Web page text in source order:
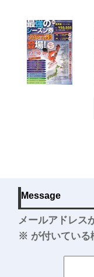
Message
メールアドレス
※ が付いている